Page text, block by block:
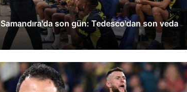
Samandıra'da son gün: Tedesco'dan son veda